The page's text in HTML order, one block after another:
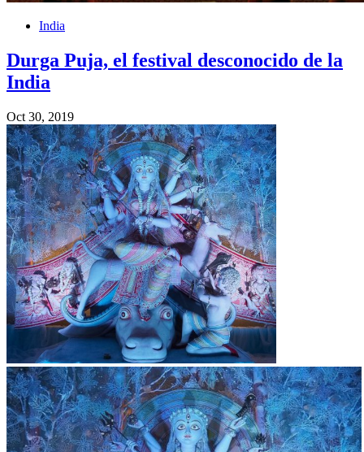
India
Durga Puja, el festival desconocido de la
India
Oct 30, 2019